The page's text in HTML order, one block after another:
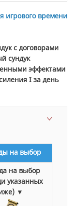
игрового времени
с договорами
сундук
эффектами
I за день
на выбор
на выбор
указанных
▼